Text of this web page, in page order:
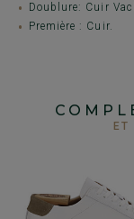
Doublure: Cuir
Première : Cuir.
ET